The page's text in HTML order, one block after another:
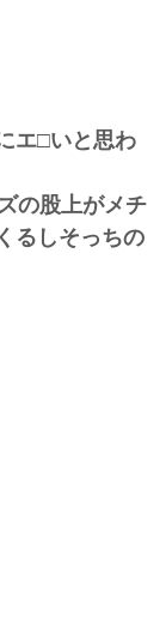
エ□いと思わ
の股上がメチ
るしそっちの